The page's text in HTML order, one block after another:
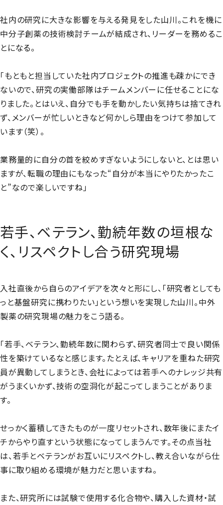
社内の研究に大きな影響を与える発見をした山川。これを機に
中分子創薬の技術検討チームが結成され、リーダーを務めるこ
とになる。
「もともと担当していた社内プロジェクトの推進も疎かにでき
ないので、研究の実働部隊はチームメンバーに任せることにな
りました。とはいえ、自分でも手を動かしたい気持ちは捨てきれ
ず、メンバーが忙しいときなど何かしら理由をつけて参加して
います（笑）。
業務量的に自分の首を絞めすぎないようにしないと、とは思い
ますが、転職の理由にもなった“自分が本当にやりたかったこ
と”なので楽しいですね」
若手、ベテラン、勤続年数の垣根な
く、リスペクトし合う研究現場
入社直後から自らのアイデアを次々と形にし、「研究者としても
っと基盤研究に携わりたい」という想いを実現した山川。中外
製薬の研究現場の魅力をこう語る。
「若手、ベテラン、勤続年数に関わらず、研究者同士で良い関係
性を築けているなと感じます。たとえば、キャリアを重ねた研究
員が異動してしまうとき、会社によっては若手へのナレッジ共有
がうまくいかず、技術の空洞化が起こってしまうことがありま
す。
せっかく蓄積してきたものが一度リセットされ、数年後にまたイ
チからやり直すという状態になってしまうんです。その点当社
は、若手とベテランがお互いにリスペクトし、教え合いながら仕
事に取り組める環境が魅力だと思いますね。
また、研究所には試験で使用する化合物や、購入した資材・試